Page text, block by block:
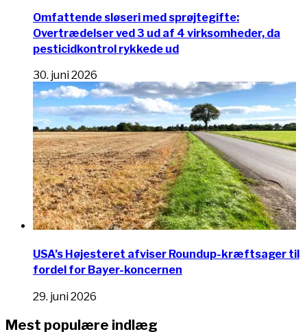
Omfattende sløseri med sprøjtegifte:
Overtrædelser ved 3 ud af 4 virksomheder, da
pesticidkontrol rykkede ud
30. juni 2026
USA’s Højesteret afviser Roundup-kræftsager til
fordel for Bayer-koncernen
29. juni 2026
Mest populære indlæg